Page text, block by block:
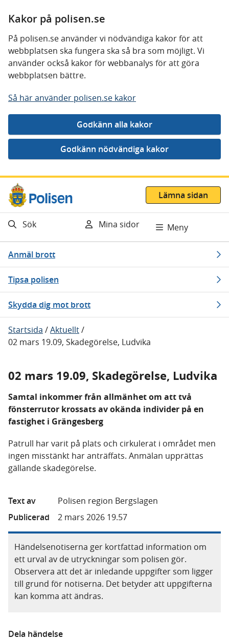
Kakor på polisen.se
På polisen.se använder vi nödvändiga kakor för att
webbplatsen ska fungera ska så bra som möjligt. Vi
använder också kakor för webbanalys för att göra
webbplatsen bättre.
Så här använder polisen.se kakor
Gå direkt till innehåll
Lämna sidan
Sök Mina sidor Meny
Anmäl brott
Tipsa polisen
Skydda dig mot brott
Startsida /Aktuellt/
02 mars 19.09, Skadegörelse, Ludvika
02 mars 19.09, Skadegörelse, Ludvika
Samtal inkommer från allmänhet om att två
fönsterrutor krossats av okända individer på en
fastighet i Grängesberg
Patrull har varit på plats och cirkulerat i området men
ingen misstänkt har anträffats. Anmälan upprättas
gällande skadegörelse.
Text av
Polisen region Bergslagen
Publicerad
2 mars 2026 19.57
Händelsenotiserna ger kortfattad information om
ett urval av de utryckningar som polisen gör.
Observera att det är inledande uppgifter som ligger
till grund för notiserna. Det betyder att uppgifterna
kan komma att ändras.
Dela händelse